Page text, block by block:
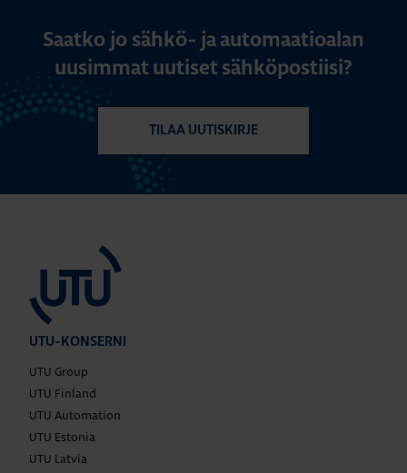
Saatko jo sähkö- ja automaatioalan
uusimmat uutiset sähköpostiisi?
TILAA UUTISKIRJE
UTU-KONSERNI
UTU Group
UTU Finland
UTU Automation
UTU Estonia
UTU Latvia